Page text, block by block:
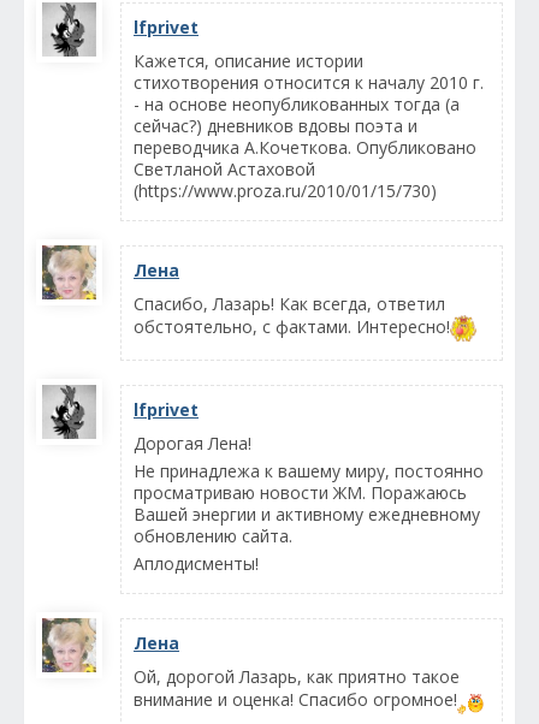
lfprivet
Кажется, описание истории
стихотворения относится к началу 2010 г.
- на основе неопубликованных тогда (а
сейчас?) дневников вдовы поэта и
переводчика А.Кочеткова. Опубликовано
Светланой Астаховой
(https://www.proza.ru/2010/01/15/730)
Лена
Спасибо, Лазарь! Как всегда, ответил
обстоятельно, с фактами. Интересно!
lfprivet
Дорогая Лена!
Не принадлежа к вашему миру, постоянно
просматриваю новости ЖМ. Поражаюсь
Вашей энергии и активному ежедневному
обновлению сайта.
Аплодисменты!
Лена
Ой, дорогой Лазарь, как приятно такое
внимание и оценка! Спасибо огромное!